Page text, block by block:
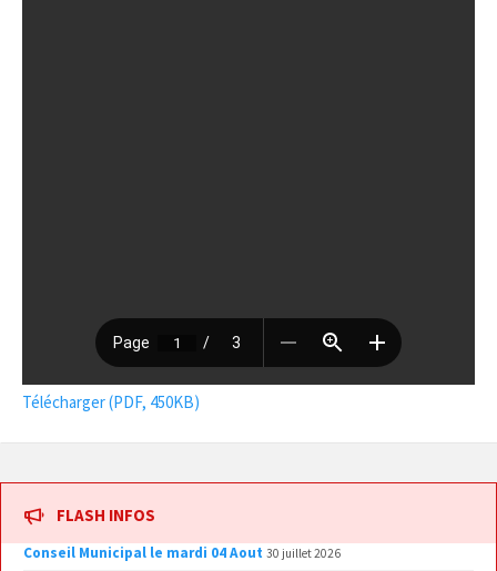
Télécharger (PDF, 450KB)
FLASH INFOS
Conseil Municipal le mardi 04 Aout 30 juillet 2026